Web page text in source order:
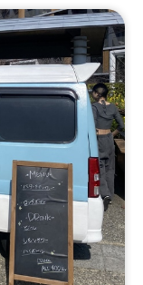
弁当、大吉から
、ジーロー飯、
チキンオーバー
からあげ